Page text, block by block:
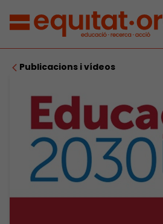
Publicacions i vídeos